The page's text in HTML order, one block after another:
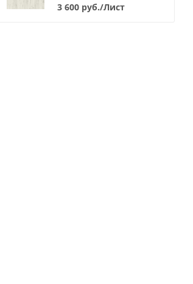
3 600 руб./Лист